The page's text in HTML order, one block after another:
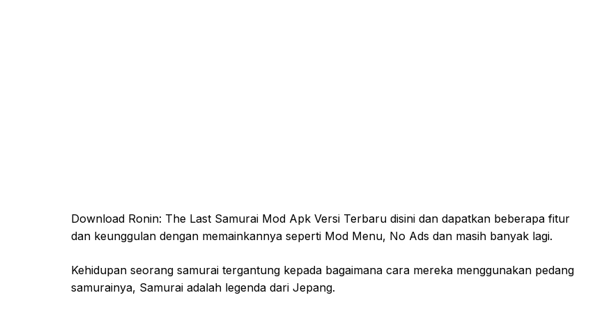
Download Ronin: The Last Samurai Mod Apk Versi Terbaru disini dan dapatkan beberapa fitur
dan keunggulan dengan memainkannya seperti Mod Menu, No Ads dan masih banyak lagi.
Kehidupan seorang samurai tergantung kepada bagaimana cara mereka menggunakan pedang
samurainya, Samurai adalah legenda dari Jepang.